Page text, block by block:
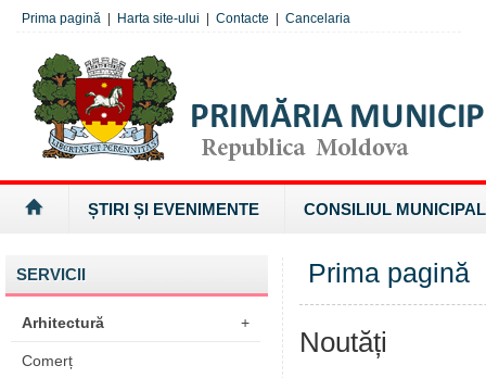
Prima pagină Harta site-ului Contacte Cancelaria
ȘTIRI ȘI EVENIMENTE CONSILIUL MUNICIPAL
SERVICII
Arhitectură +
Comerț
Prima pagină
Noutăți